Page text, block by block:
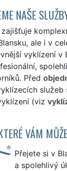
NAŠE
ale i v
vyklízení v
Před
služeb
(viz
VÁM
Přejete si v
a spolehlivý